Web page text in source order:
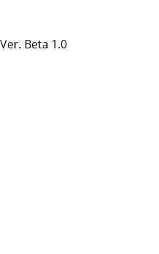
Ver. Beta 1.0